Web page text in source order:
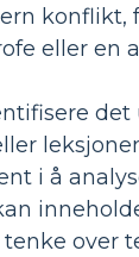
konflikt,
eller en
i å
over